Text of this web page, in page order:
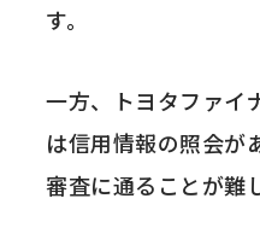
す。
一方、トヨタファイ
は信用情報の照会が
審査に通ることが難